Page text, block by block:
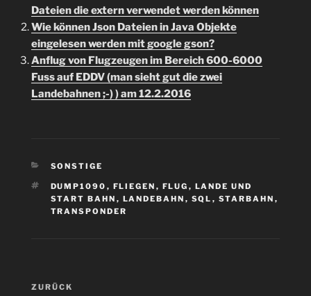
Dateien die extern verwendet werden können
Wie können Json Dateien in Java Objekte
eingelesen werden mit google gson?
Anflug von Flugzeugen im Bereich 600-6000
Fuss auf EDDV (man sieht gut die zwei
Landebahnen ;-) ) am 12.2.2016
KATEGORIEN
SONSTIGE
SCHLAGWÖRTER
DUMP1090 , FLIEGEN , FLUG , LANDE UND
START BAHN , LANDEBAHN , SQL , STARBAHN ,
TRANSPONDER
Beitragsnavigation
Vorheriger
ZURÜCK